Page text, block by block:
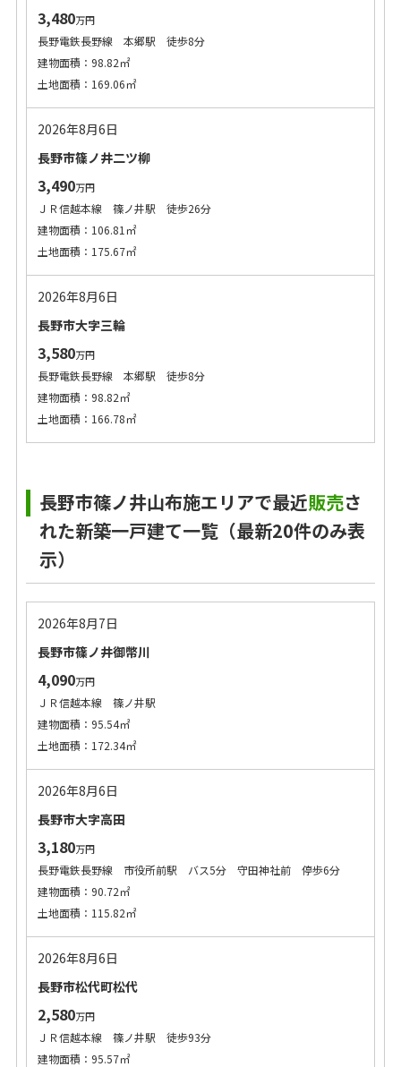
3,480万円
長野電鉄長野線 本郷駅 徒歩8分
建物面積：98.82㎡
土地面積：169.06㎡
2026年8月6日
長野市篠ノ井二ツ柳
3,490万円
ＪＲ信越本線 篠ノ井駅 徒歩26分
建物面積：106.81㎡
土地面積：175.67㎡
2026年8月6日
長野市大字三輪
3,580万円
長野電鉄長野線 本郷駅 徒歩8分
建物面積：98.82㎡
土地面積：166.78㎡
長野市篠ノ井山布施エリアで最近販売さ
れた新築一戸建て一覧（最新20件のみ表
示）
2026年8月7日
長野市篠ノ井御幣川
4,090万円
ＪＲ信越本線 篠ノ井駅
建物面積：95.54㎡
土地面積：172.34㎡
2026年8月6日
長野市大字高田
3,180万円
長野電鉄長野線 市役所前駅 バス5分 守田神社前 停歩6分
建物面積：90.72㎡
土地面積：115.82㎡
2026年8月6日
長野市松代町松代
2,580万円
ＪＲ信越本線 篠ノ井駅 徒歩93分
建物面積：95.57㎡